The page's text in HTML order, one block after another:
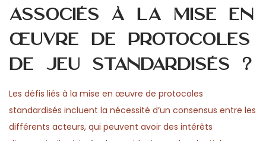
associés à la mise en
œuvre de protocoles
de jeu standardisés ?
Les défis liés à la mise en œuvre de protocoles
standardisés incluent la nécessité d’un consensus entre les
différents acteurs, qui peuvent avoir des intérêts